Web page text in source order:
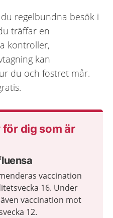
regelbundna besök i
träffar en
kontroller,
kan
du och fostret mår.
dig som är
vaccination
16. Under
vaccination mot
12.